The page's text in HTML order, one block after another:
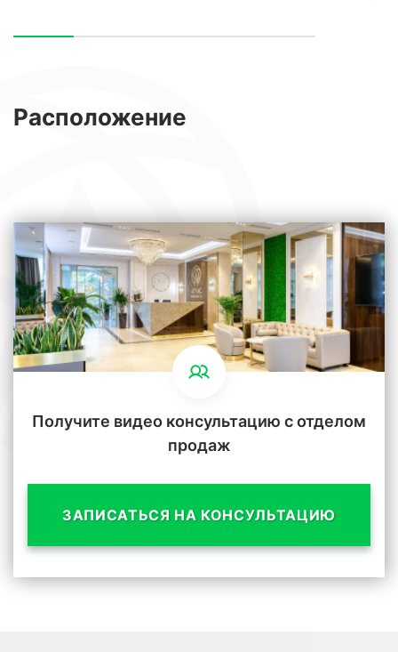
Расположение
Получите видео консультацию с отделом
продаж
ЗАПИСАТЬСЯ НА КОНСУЛЬТАЦИЮ